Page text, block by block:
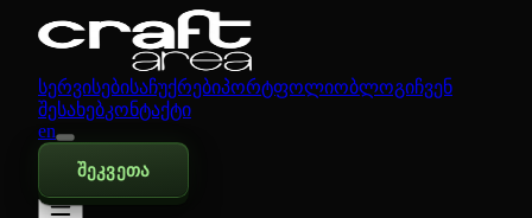
სერვისებისაჩუქრებიპორტფოლიობლოგიჩვენ
შესახებკონტაქტი
en
შეკვეთა